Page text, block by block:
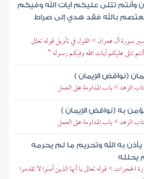
وأنتم تتلى عليكم آيات الله وفيكم
بالله فقد هدي إلى صراط
سورة آل عمران > القول في تأويل قوله تعالى
تتلى عليكم آيات الله وفيكم رسوله "
(نواقض الإيمان )
الزهد > باب المداومة على العمل
به (نواقض الإيمان )
الزهد > باب المداومة على العمل
به الله وتحريم ما لم يحرمه
يحلله
الحجرات > قوله تعالى يا أيها الذين آمنوا لا تقدموا